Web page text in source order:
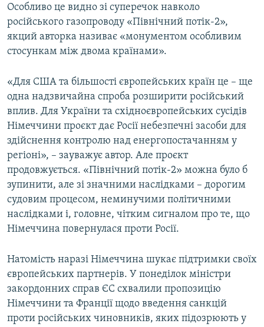
Особливо це видно зі суперечок навколо
російського газопроводу «Північний потік-2»,
якций авторка називає «монументом особливим
стосункам між двома країнами».
«Для США та більшості європейських країн це – ще
одна надзвичайна спроба розширити російський
вплив. Для України та східноєвропейських сусідів
Німеччини проєкт дає Росії небезпечні засоби для
здійснення контролю над енергопостачанням у
регіоні», – зауважує автор. Але проєкт
продовжується. «Північний потік-2» можна було б
зупинити, але зі значними наслідками – дорогим
судовим процесом, неминучими політичними
наслідками і, головне, чітким сигналом про те, що
Німеччина повернулася проти Росії.
Натомість наразі Німеччина шукає підтримки своїх
європейських партнерів. У понеділок міністри
закордонних справ ЄС схвалили пропозицію
Німеччини та Франції щодо введення санкцій
проти російських чиновників, яких підозрюють у